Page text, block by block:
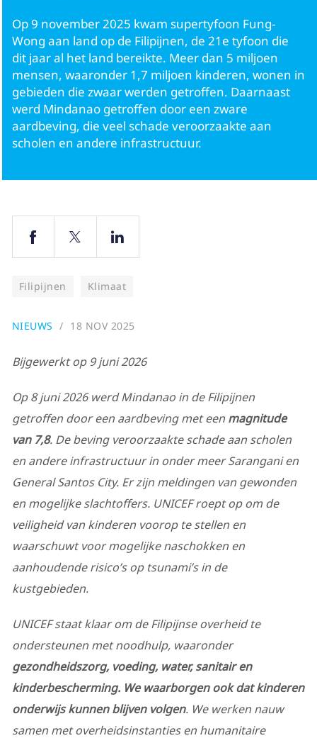
Ouders
Op 9 november 2025 kwam supertyfoon Fung-
Wong aan land op de Filipijnen, de 21e tyfoon die
dit jaar al het land bereikte. Meer dan 5 miljoen
mensen, waaronder 1,7 miljoen kinderen, wonen in
gebieden die zwaar werden getroffen. Daarnaast
werd Mindanao getroffen door een zware
aardbeving, die veel schade veroorzaakte aan
scholen en andere infrastructuur.
Filipijnen Klimaat
NIEUWS 18 NOV 2025
Bijgewerkt op 9 juni 2026
Op 8 juni 2026 werd Mindanao in de Filipijnen
getroffen door een aardbeving met een magnitude
van 7,8. De beving veroorzaakte schade aan scholen
en andere infrastructuur in onder meer Sarangani en
General Santos City. Er zijn meldingen van gewonden
en mogelijke slachtoffers. UNICEF roept op om de
veiligheid van kinderen voorop te stellen en
waarschuwt voor mogelijke naschokken en
aanhoudende risico’s op tsunami’s in de
kustgebieden.
UNICEF staat klaar om de Filipijnse overheid te
ondersteunen met noodhulp, waaronder
gezondheidszorg, voeding, water, sanitair en
kinderbescherming. We waarborgen ook dat kinderen
onderwijs kunnen blijven volgen. We werken nauw
samen met overheidsinstanties en humanitaire